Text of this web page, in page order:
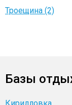
Троещина (2)
Базы